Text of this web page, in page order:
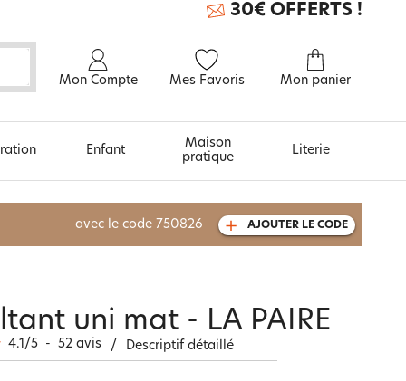
Mon Compte Mes Favoris Mon panier
30€ OFFERTS !
À découvrir aussi
Carte cadeau
Enfant
Maison
pratique
Literie
avec le code 750826 AJOUTER LE CODE
uni mat - LA PAIRE
4.1/5 - 52 avis / Descriptif détaillé